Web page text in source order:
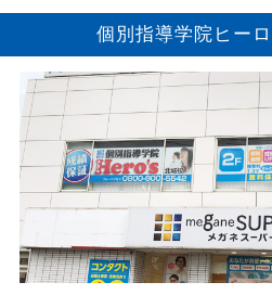
個別指導学院ヒー